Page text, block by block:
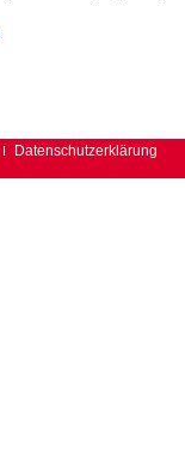
Datenschutzerklärung